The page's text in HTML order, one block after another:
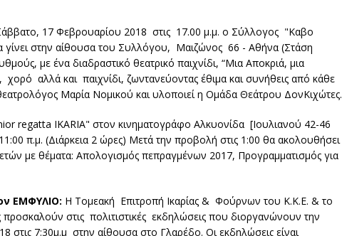
17 Φεβρουαρίου 2018 στις 17.00 μ.μ. ο Σύλλογος "Καβο
γίνει στην αίθουσα του Συλλόγου, Μαιζώνος 66 - Αθήνα (Στάση
με ένα διαδραστικό θεατρικό παιχνίδι, “Μια Αποκριά, μια
χορό αλλά και παιχνίδι, ζωντανεύοντας έθιμα και συνήθεις από κάθε
Μαρία Νομικού και υλοποιεί η Ομάδα Θεάτρου ΔονΚιχώτες.
regatta IKARIA" στον κινηματογράφο Αλκυονίδα [Ιουλιανού 42-46
π.μ. (Διάρκεια 2 ώρες) Μετά την προβολή στις 1:00 θα ακολουθήσει
με θέματα: Απολογισμός πεπραγμένων 2017, Προγραμματισμός για
ΕΜΦΥΛΙΟ: Η Τομεακή Επιτροπή Ικαρίας & Φούρνων του Κ.Κ.Ε. & το
στις πολιτιστικές εκδηλώσεις που διοργανώνουν την
7:30μ.μ στην αίθουσα στο Γλαρέδο. Οι εκδηλώσεις είναι